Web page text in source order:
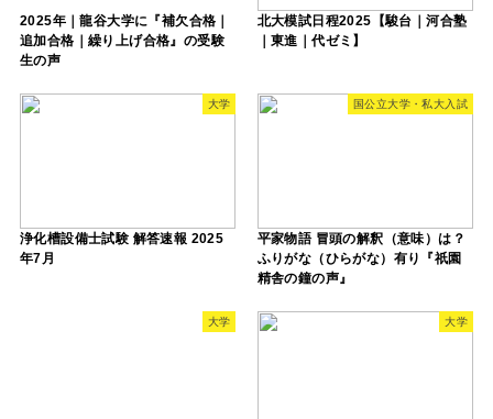
2025年｜龍谷大学に『補欠合格｜
追加合格｜繰り上げ合格』の受験
生の声
北大模試日程2025【駿台｜河合塾
｜東進｜代ゼミ】
大学
浄化槽設備士試験 解答速報 2025
年7月
国公立大学・私大入試
平家物語 冒頭の解釈（意味）は？
ふりがな（ひらがな）有り『祇園
精舎の鐘の声』
大学 大学